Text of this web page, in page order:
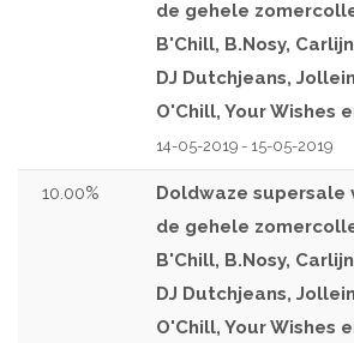
de gehele
B'Chill, B.Nosy,
DJ Dutchjeans,
O'Chill, Your Wishes
14-05-2019 - 15-05-2019
10.00%
Doldwaze supersale
de gehele
B'Chill, B.Nosy,
DJ Dutchjeans,
O'Chill, Your Wishes